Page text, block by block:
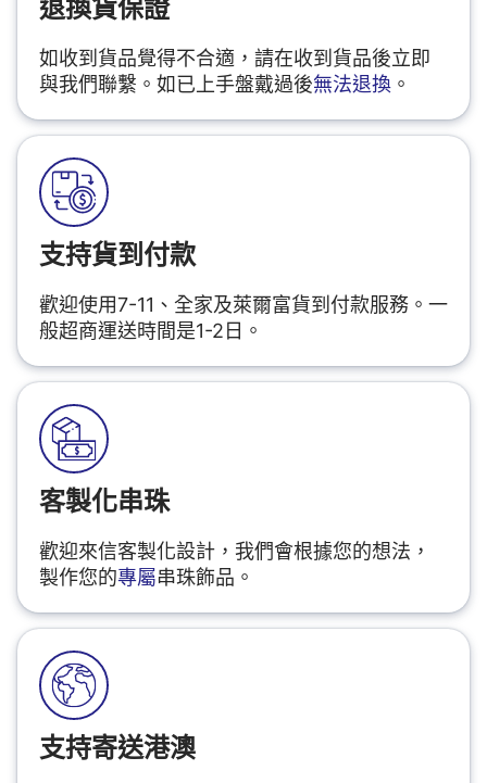
退換貨保證
如收到貨品覺得不合適，請在收到貨品後立即
與我們聯繫。如已上手盤戴過後無法退換 。
支持貨到付款
歡迎使用7-11、全家及萊爾富貨到付款服務。一
般超商運送時間是1-2日。
客製化串珠
歡迎來信客製化設計，我們會根據您的想法，
製作您的專屬串珠飾品。
支持寄送港澳